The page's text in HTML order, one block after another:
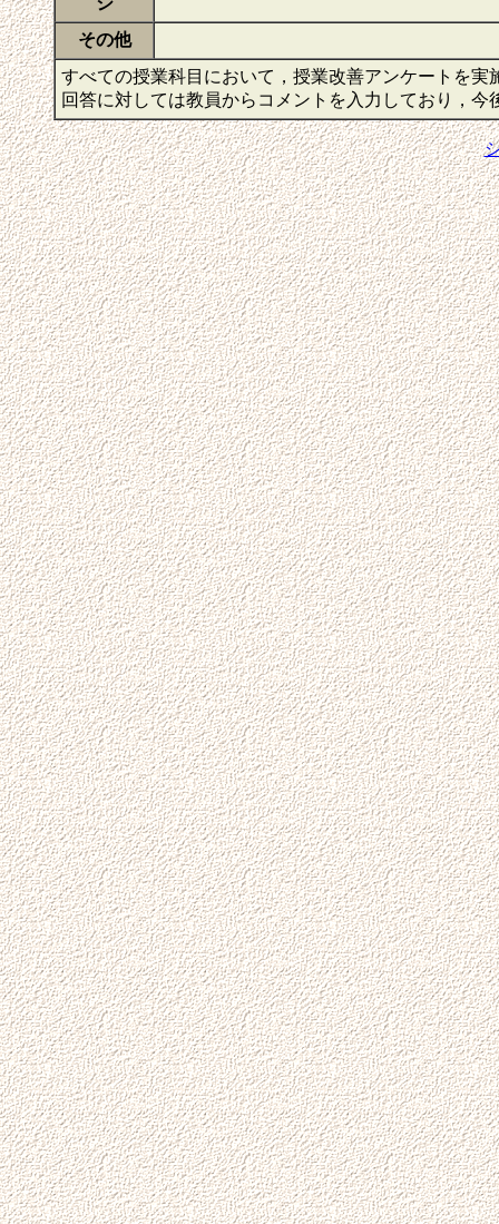
その他
すべての授業科目において，授業改善アンケートを
回答に対しては教員からコメントを入力しており，